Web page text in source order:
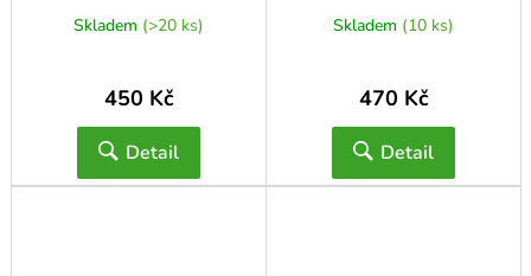
Skladem (>20 ks)
450 Kč
Detail
Skladem (10 ks)
470 Kč
Detail